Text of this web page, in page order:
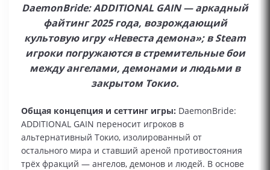
DaemonBride: ADDITIONAL GAIN — аркадный
файтинг 2025 года, возрождающий
культовую игру «Невеста демона»; в Steam
игроки погружаются в стремительные бои
между ангелами, демонами и людьми в
закрытом Токио.
Общая концепция и сеттинг игры: DaemonBride:
ADDITIONAL GAIN переносит игроков в
альтернативный Токио, изолированный от
остального мира и ставший ареной противостояния
трёх фракций — ангелов, демонов и людей. В основе